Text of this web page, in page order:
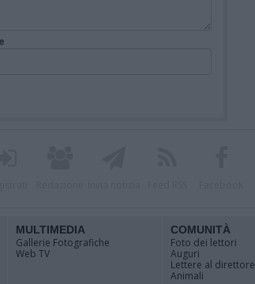
MULTIMEDIA
Gallerie Fotografiche
Web TV
COMUNITÀ
Foto dei lettori
Auguri
Lettere al direttore
Animali